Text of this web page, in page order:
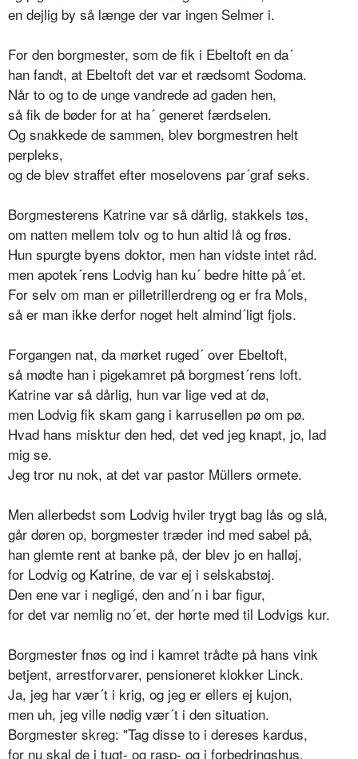
en dejlig by så længe der var ingen Selmer i.
For den borgmester, som de fik i Ebeltoft en da´
han fandt, at Ebeltoft det var et rædsomt Sodoma.
Når to og to de unge vandrede ad gaden hen,
så fik de bøder for at ha´ generet færdselen.
Og snakkede de sammen, blev borgmestren helt
perpleks,
og de blev straffet efter moselovens par´graf seks.
Borgmesterens Katrine var så dårlig, stakkels tøs,
om natten mellem tolv og to hun altid lå og frøs.
Hun spurgte byens doktor, men han vidste intet råd.
men apotek´rens Lodvig han ku´ bedre hitte på´et.
For selv om man er pilletrillerdreng og er fra Mols,
så er man ikke derfor noget helt almind´ligt fjols.
Forgangen nat, da mørket ruged´ over Ebeltoft,
så mødte han i pigekamret på borgmest´rens loft.
Katrine var så dårlig, hun var lige ved at dø,
men Lodvig fik skam gang i karrusellen pø om pø.
Hvad hans misktur den hed, det ved jeg knapt, jo, lad
mig se.
Jeg tror nu nok, at det var pastor Müllers ormete.
Men allerbedst som Lodvig hviler trygt bag lås og slå,
går døren op, borgmester træder ind med sabel på,
han glemte rent at banke på, der blev jo en halløj,
for Lodvig og Katrine, de var ej i selskabstøj.
Den ene var i negligé, den and´n i bar figur,
for det var nemlig no´et, der hørte med til Lodvigs kur.
Borgmester fnøs og ind i kamret trådte på hans vink
betjent, arrestforvarer, pensioneret klokker Linck.
Ja, jeg har vær´t i krig, og jeg er ellers ej kujon,
men uh, jeg ville nødig vær´t i den situation.
Borgmester skreg: "Tag disse to i dereses kardus,
for nu skal de i tugt- og rasp- og i forbedringshus.